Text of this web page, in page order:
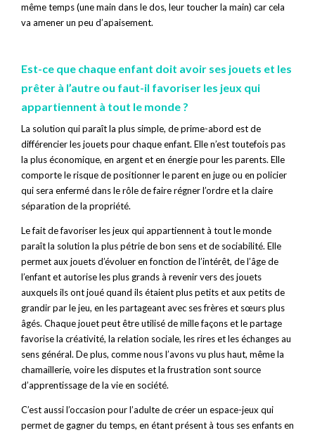
même temps (une main dans le dos, leur toucher la main) car cela
va amener un peu d’apaisement.
Est-ce que chaque enfant doit avoir ses jouets et les
prêter à l’autre ou faut-il favoriser les jeux qui
appartiennent à tout le monde ?
La solution qui paraît la plus simple, de prime-abord est de
différencier les jouets pour chaque enfant. Elle n’est toutefois pas
la plus économique, en argent et en énergie pour les parents. Elle
comporte le risque de positionner le parent en juge ou en policier
qui sera enfermé dans le rôle de faire régner l’ordre et la claire
séparation de la propriété.
Le fait de favoriser les jeux qui appartiennent à tout le monde
paraît la solution la plus pétrie de bon sens et de sociabilité. Elle
permet aux jouets d’évoluer en fonction de l’intérêt, de l’âge de
l’enfant et autorise les plus grands à revenir vers des jouets
auxquels ils ont joué quand ils étaient plus petits et aux petits de
grandir par le jeu, en les partageant avec ses frères et sœurs plus
âgés. Chaque jouet peut être utilisé de mille façons et le partage
favorise la créativité, la relation sociale, les rires et les échanges au
sens général. De plus, comme nous l’avons vu plus haut, même la
chamaillerie, voire les disputes et la frustration sont source
d’apprentissage de la vie en société.
C’est aussi l’occasion pour l’adulte de créer un espace-jeux qui
permet de gagner du temps, en étant présent à tous ses enfants en